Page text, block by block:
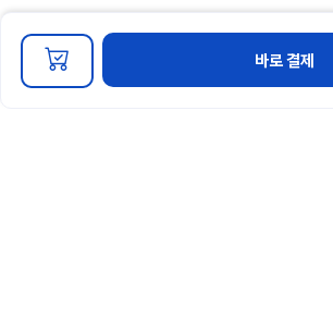
바로 결제
개인정보 처리방침 이용약관 마케팅 정보 수
회사명 : 경영인증교육원 대표자명 : 신솔푸름